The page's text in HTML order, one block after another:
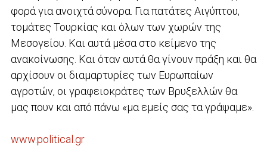
φορά για ανοιχτά σύνορα. Για πατάτες Αιγύπτου,
τομάτες Τουρκίας και όλων των χωρών της
Μεσογείου. Και αυτά μέσα στο κείμενο της
ανακοίνωσης. Και όταν αυτά θα γίνουν πράξη και θα
αρχίσουν οι διαμαρτυρίες των Ευρωπαίων
αγροτών, οι γραφειοκράτες των Βρυξελλών θα
μας πουν και από πάνω «μα εμείς σας τα γράψαμε».
www.political.gr